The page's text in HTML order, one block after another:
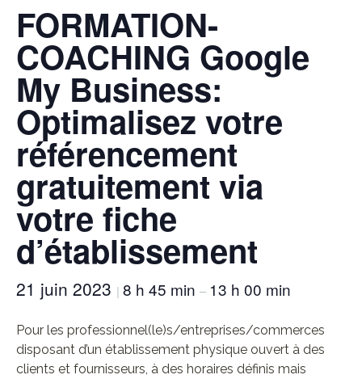
FORMATION-
COACHING Google
My Business:
Optimalisez votre
référencement
gratuitement via
votre fiche
d’établissement
21 juin 2023 | 8 h 45 min – 13 h 00 min
Pour les professionnel(le)s/entreprises/commerces
disposant d’un établissement physique ouvert à des
clients et fournisseurs, à des horaires définis mais